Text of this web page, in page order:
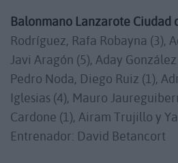
Balonmano Lanzarote Ciudad
Rodríguez, Rafa Robayna (3),
Javi Aragón (5), Aday
Pedro Noda, Diego Ruiz (1),
Iglesias (4), Mauro
Cardone (1), Airam Trujillo y
Entrenador: David Betancort